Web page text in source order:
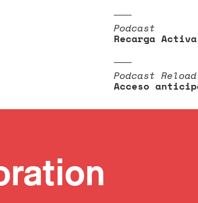
Podcast
Recarga Activa
Podcast Reload
Acceso